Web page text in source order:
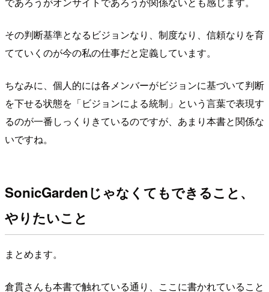
その判断基準となるビジョンなり、制度なり、信頼なりを育
てていくのが今の私の仕事だと定義しています。
ちなみに、個人的には各メンバーがビジョンに基づいて判断
を下せる状態を「ビジョンによる統制」という言葉で表現す
るのが一番しっくりきているのですが、あまり本書と関係な
いですね。
SonicGardenじゃなくてもできること、
やりたいこと
まとめます。
倉貫さんも本書で触れている通り、ここに書かれていること